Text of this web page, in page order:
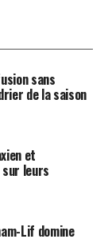
sans
de la saison
et
sur leurs
Lif domine